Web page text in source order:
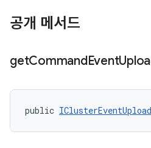
공개 메서드
getCommandEvent
public